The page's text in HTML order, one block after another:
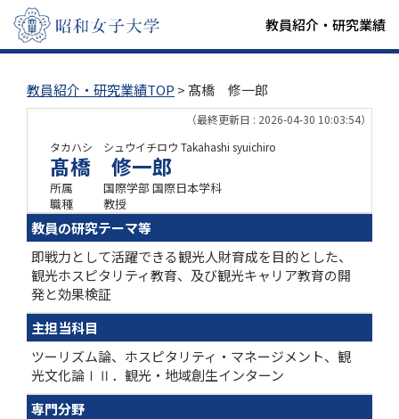
教員紹介・研究業績
教員紹介・研究業績TOP > 髙橋 修一郎
（最終更新日 : 2026-04-30 10:03:54）
タカハシ シュウイチロウ Takahashi syuichiro
髙橋 修一郎
所属
国際学部 国際日本学科
職種
教授
教員の研究テーマ等
即戦力として活躍できる観光人財育成を目的とした、
観光ホスピタリティ教育、及び観光キャリア教育の開
発と効果検証
主担当科目
ツーリズム論、ホスピタリティ・マネージメント、観
光文化論ⅠⅡ．観光・地域創生インターン
専門分野